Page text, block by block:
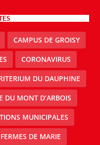
CAMPUS DE GROISY
CORONAVIRUS
DU DAUPHINE
DU MONT D’ARBOIS
MUNICIPALES
FERMES DE MARIE